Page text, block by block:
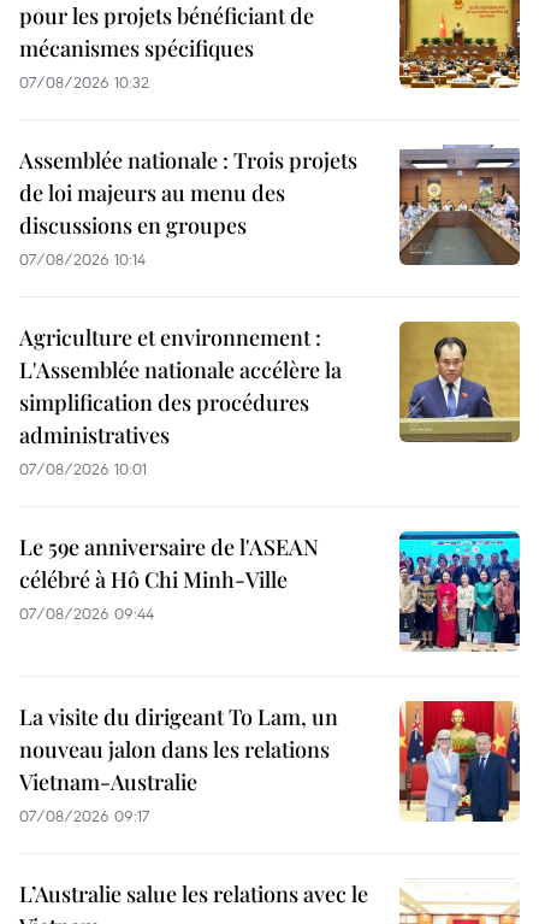
pour les projets bénéficiant de
mécanismes spécifiques
07/08/2026 10:32
Assemblée nationale : Trois projets
de loi majeurs au menu des
discussions en groupes
07/08/2026 10:14
Agriculture et environnement :
L'Assemblée nationale accélère la
simplification des procédures
administratives
07/08/2026 10:01
Le 59e anniversaire de l'ASEAN
célébré à Hô Chi Minh-Ville
07/08/2026 09:44
La visite du dirigeant To Lam, un
nouveau jalon dans les relations
Vietnam-Australie
07/08/2026 09:17
L’Australie salue les relations avec le